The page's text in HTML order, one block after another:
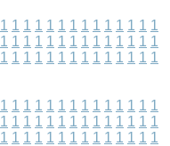
1 1 1 1 1 1 1 1 1 1 1 1 1 1
1 1 1 1 1 1 1 1 1 1 1 1 1 1
1 1 1 1 1 1 1 1 1 1 1 1 1 1
1 1 1 1 1 1 1 1 1 1 1 1 1 1
1 1 1 1 1 1 1 1 1 1 1 1 1 1
1 1 1 1 1 1 1 1 1 1 1 1 1 1